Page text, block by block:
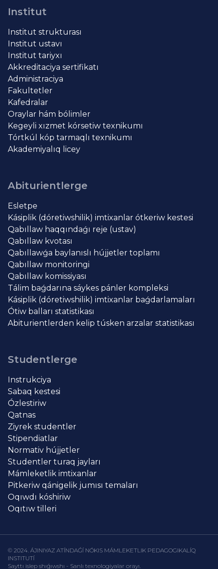
Institut
Institut strukturası
Institut ustavı
Institut tariyxı
Akkreditaciya sertifikatı
Administraciya
Fakultetler
Kafedralar
Oraylar hám bólimler
Kegeyli xızmet kórsetiw texnikumı
Tórtkúl kóp tarmaqlı texnikumı
Akademiyalıq licey
Abiturientlerge
Esletpe
Kásiplik (dóretiwshilik) imtixanlar ótkeriw kestesi
Qabıllaw haqqındaǵı reje (ustav)
Qabıllaw kvotası
Qabıllawǵa baylanıslı hújjetler toplamı
Qabıllaw monitoringi
Qabıllaw komissiyası
Tálim baǵdarına sáykes pánler kompleksi
Kásiplik (dóretiwshilik) imtixanlar baǵdarlamaları
Ótiw balları statistikası
Abiturientlerden kelip túsken arzalar statistikası
Studentlerge
Instrukciya
Sabaq kestesi
Ózlestiriw
Qatnas
Ziyrek studentler
Stipendiatlar
Normativ hújjetler
Studentler turaq jayları
Mámleketlik imtixanlar
Pitkeriw qánigelik jumısı temaları
Oqıwdı kóshiriw
Oqıtıw tilleri
© 2024. ÁJINIYAZ ATÍNDAǴÍ NÓKIS MÁMLEKETLIK PEDAGOGIKALÍQ
INSTITUTÍ
Sayttı islep shıǵıwshı - Sanlı texnologiyalar orayı.